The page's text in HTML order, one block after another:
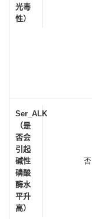
光毒
性）
Ser_ALK
（是
否会
引起
碱性
磷酸
酶水
平升
高）
否